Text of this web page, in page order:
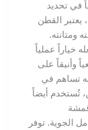
تحديد
القطن
عملياً
على
في
أيضاً
الجوية. توفر